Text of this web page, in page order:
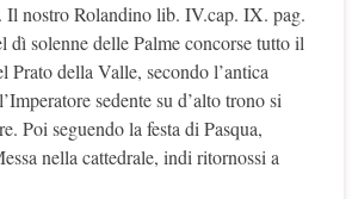
Il nostro Rolandino lib. IV.cap. IX. pag.
dì solenne delle Palme concorse tutto il
Prato della Valle, secondo l’antica
sedente su d’alto trono si
Poi seguendo la festa di Pasqua,
nella cattedrale, indi ritornossi a